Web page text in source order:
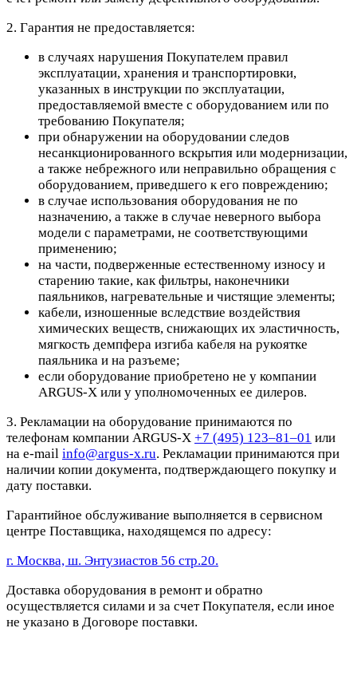
2. Гарантия не предоставляется:
в случаях нарушения Покупателем правил
эксплуатации, хранения и транспортировки,
указанных в инструкции по эксплуатации,
предоставляемой вместе с оборудованием или по
требованию Покупателя;
при обнаружении на оборудовании следов
несанкционированного вскрытия или модернизации,
а также небрежного или неправильно обращения с
оборудованием, приведшего к его повреждению;
в случае использования оборудования не по
назначению, а также в случае неверного выбора
модели с параметрами, не соответствующими
применению;
на части, подверженные естественному износу и
старению такие, как фильтры, наконечники
паяльников, нагревательные и чистящие элементы;
кабели, изношенные вследствие воздействия
химических веществ, снижающих их эластичность,
мягкость демпфера изгиба кабеля на рукоятке
паяльника и на разъеме;
если оборудование приобретено не у компании
ARGUS-X или у уполномоченных ее дилеров.
3. Рекламации на оборудование принимаются по
телефонам компании ARGUS-X +7 (495) 123–81–01 или
на e-mail info@argus-x.ru. Рекламации принимаются при
наличии копии документа, подтверждающего покупку и
дату поставки.
Гарантийное обслуживание выполняется в сервисном
центре Поставщика, находящемся по адресу:
г. Москва, ш. Энтузиастов 56 стр.20.
Доставка оборудования в ремонт и обратно
осуществляется силами и за счет Покупателя, если иное
не указано в Договоре поставки.